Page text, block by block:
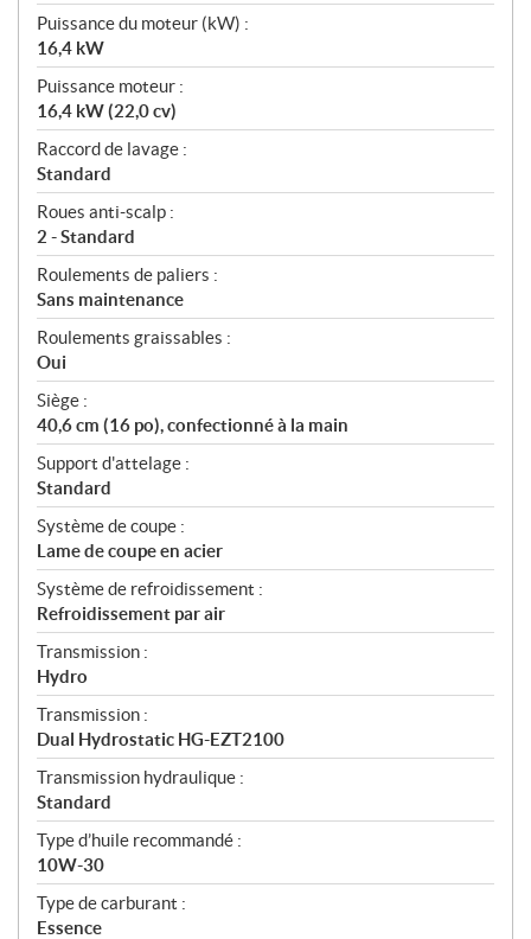
Puissance du moteur (kW) :
16,4 kW
Puissance moteur :
16,4 kW (22,0 cv)
Raccord de lavage :
Standard
Roues anti-scalp :
2 - Standard
Roulements de paliers :
Sans maintenance
Roulements graissables :
Oui
Siège :
40,6 cm (16 po), confectionné à la main
Support d'attelage :
Standard
Système de coupe :
Lame de coupe en acier
Système de refroidissement :
Refroidissement par air
Transmission :
Hydro
Transmission :
Dual Hydrostatic HG-EZT2100
Transmission hydraulique :
Standard
Type d’huile recommandé :
10W-30
Type de carburant :
Essence